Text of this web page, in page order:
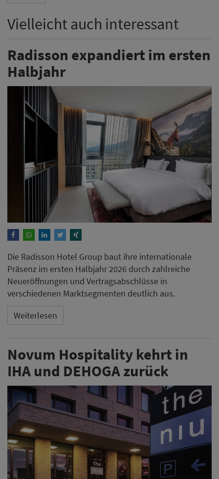
Vielleicht auch interessant
Radisson expandiert im ersten
Halbjahr
Die Radisson Hotel Group baut ihre internationale
Präsenz im ersten Halbjahr 2026 durch zahlreiche
Neueröffnungen und Vertragsabschlüsse in
verschiedenen Marktsegmenten deutlich aus.
Weiterlesen
Novum Hospitality kehrt in
IHA und DEHOGA zurück